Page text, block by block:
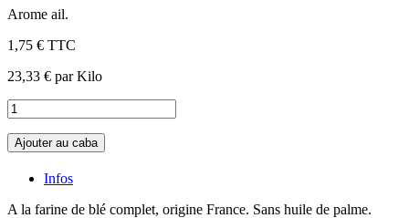
Arome ail.
1,75 € TTC
23,33 € par Kilo
Ajouter au caba
Infos
A la farine de blé complet, origine France. Sans huile de palme.